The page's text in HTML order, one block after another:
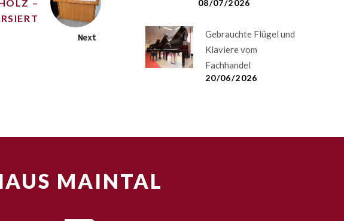
–
Next
08/07/2026
Gebrauchte Flügel und
Klaviere vom
Fachhandel
20/06/2026
MAINTAL